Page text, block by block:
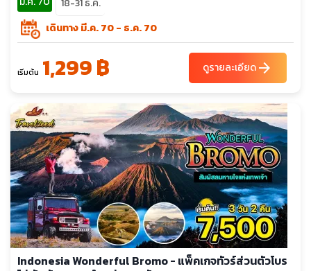
18-31 ธ.ค.
เดินทาง มี.ค. 70 - ธ.ค. 70
เริ่มต้น 1,299 ฿ ดูรายละเอียดarrow_forward
Indonesia Wonderful Bromo - แพ็คเกจทัวร์ส่วนตัวโบร